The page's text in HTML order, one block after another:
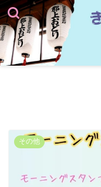
その他